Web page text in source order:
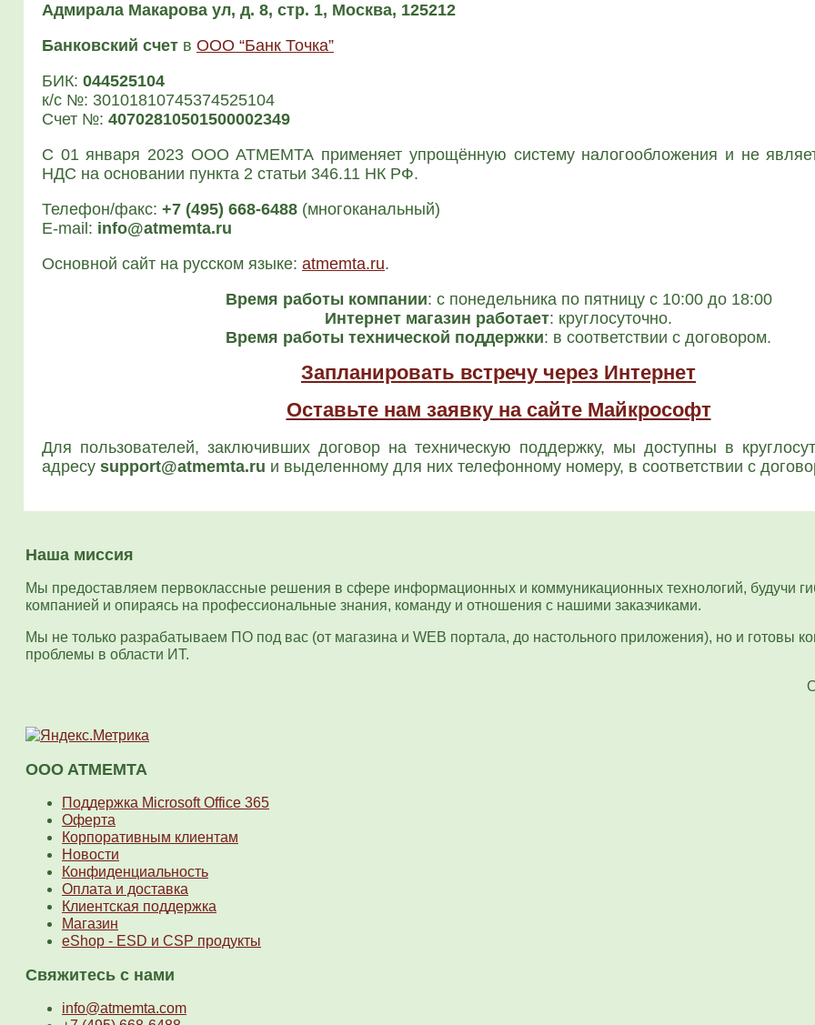
Адми­ра­ла Мака­ро­ва ул, д. 8, стр. 1, Москва, 125212
Бан­ков­ский счет в ООО “Банк Точ­ка”
БИК: 044525104
к/с №: 30101810745374525104
Счет №: 40702810501500002349
С 01 янва­ря 2023 ООО АТМЕМТА при­ме­ня­ет упро­щён­ную систе­му нало­го­об­ло­же­ния и не
НДС на осно­ва­нии пунк­та 2 ста­тьи 346.11 НК РФ.
Телефон/факс: +7 (495) 668‑6488 (мно­го­ка­наль­ный)
E‑mail: info@atmemta.ru
Основ­ной сайт на рус­ском язы­ке: atmemta.ru.
Вре­мя рабо­ты ком­па­нии: с поне­дель­ни­ка по пят­ни­цу с 10:00 до 18:00
Интер­нет мага­зин рабо­та­ет: круг­ло­су­точ­но.
Вре­мя рабо­ты тех­ни­че­ской под­держ­ки: в соот­вет­ствии с дого­во­ром.
Запланировать встречу через Интернет
Оставьте нам заявку на сайте Майкрософт
Для поль­зо­ва­те­лей, заклю­чив­ших дого­вор на тех­ни­че­скую под­держ­ку, мы доступ­ны в
адре­су support@atmemta.ru и выде­лен­но­му для них теле­фон­но­му номе­ру, в соот­вет­ствии с
Наша миссия
Мы предоставляем первоклассные решения в сфере информационных и коммуникационных технологий, будучи
компанией и опираясь на профессиональные знания, команду и отношения с нашими заказчиками.
Мы не только разрабатываем ПО под вас (от магазина и WEB портала, до настольного приложения), но и готовы
проблемы в области ИТ.
OOO ATMEMTA
Поддержка Microsoft Office 365
Оферта
Корпоративным клиентам
Новости
Конфиденциальность
Оплата и доставка
Клиентская поддержка
Магазин
eShop - ESD и CSP продукты
Свяжитесь с нами
info@atmemta.com